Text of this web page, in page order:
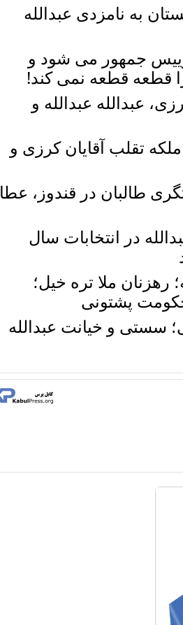
به نامزدی عبدالله
جمهور می شود و
قطعه قطعه نمی کند!
عبدالله عبدالله و
ملکه تقلب آقایان کرزی و
طالبان در قندوز، عطا
در انتخابات سال
رهزنان ملا تره خیل؛
پشتونی
سستی و خیانت عبدالله